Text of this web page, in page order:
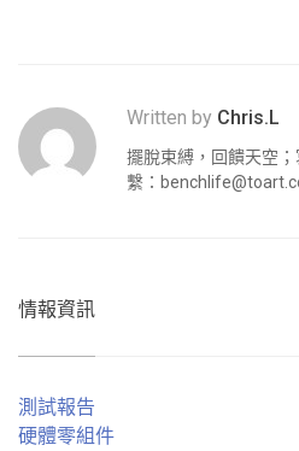
Written by Chris.L
擺脫束縛，回饋天空
繫：
情報資訊
測試報告
硬體零組件